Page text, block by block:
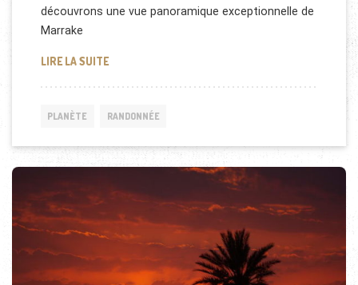
découvrons une vue panoramique exceptionnelle de
Marrake
LIRE LA SUITEVUE PANORAMIQUE DE MARRAKECH AU SOMMET
PLANÈTE RANDONNÉE